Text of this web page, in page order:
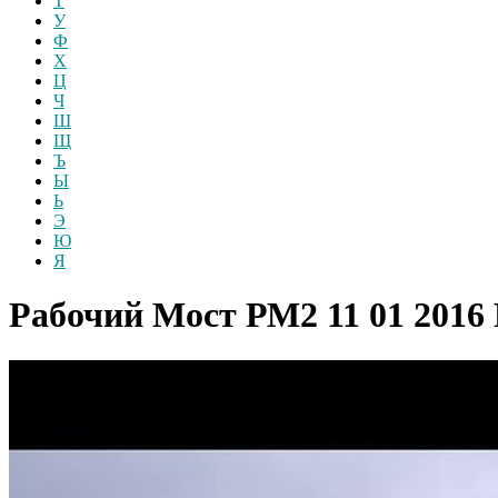
У
Ф
Х
Ц
Ч
Ш
Щ
Ъ
Ы
Ь
Э
Ю
Я
Рабочий Мост РМ2 11 01 2016